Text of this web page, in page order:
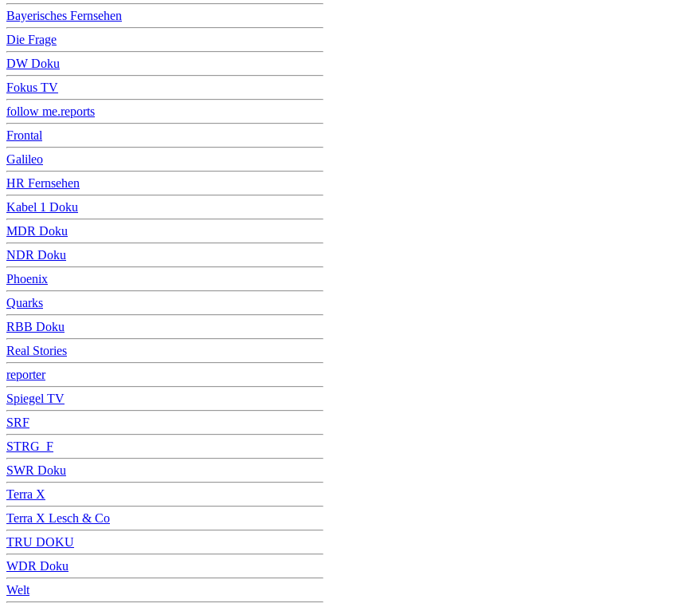
Bayerisches Fernsehen
Die Frage
DW Doku
Fokus TV
follow me.reports
Frontal
Galileo
HR Fernsehen
Kabel 1 Doku
MDR Doku
NDR Doku
Phoenix
Quarks
RBB Doku
Real Stories
reporter
Spiegel TV
SRF
STRG_F
SWR Doku
Terra X
Terra X Lesch & Co
TRU DOKU
WDR Doku
Welt